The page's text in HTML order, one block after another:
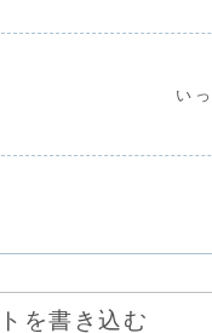
...
い
を書き込む